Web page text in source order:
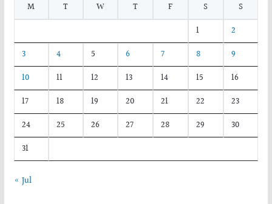
M
T W T F S
S
1
2
3
4 5 6 7 8
9
10
11 12 13 14 15
16
17
18 19 20 21 22
23
24
25 26 27 28 29
30
31
« Jul